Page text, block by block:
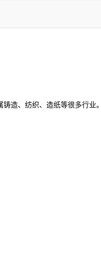
造、纺织、造纸等很多行业。